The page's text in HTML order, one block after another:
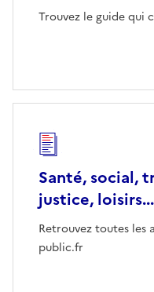
Trouvez le guide qui
Santé, social,
justice, loisirs...
Retrouvez toutes les
public.fr